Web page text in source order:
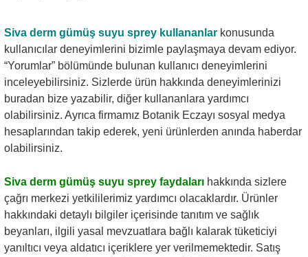
Siva derm gümüş suyu sprey kullananlar konusunda
kullanıcılar deneyimlerini bizimle paylaşmaya devam ediyor.
“Yorumlar” bölümünde bulunan kullanıcı deneyimlerini
inceleyebilirsiniz. Sizlerde ürün hakkında deneyimlerinizi
buradan bize yazabilir, diğer kullananlara yardımcı
olabilirsiniz. Ayrıca firmamız Botanik Eczayı sosyal medya
hesaplarından takip ederek, yeni ürünlerden anında haberdar
olabilirsiniz.
Siva derm gümüş suyu sprey faydaları hakkında sizlere
çağrı merkezi yetkililerimiz yardımcı olacaklardır. Ürünler
hakkındaki detaylı bilgiler içerisinde tanıtım ve sağlık
beyanları, ilgili yasal mevzuatlara bağlı kalarak tüketiciyi
yanıltıcı veya aldatıcı içeriklere yer verilmemektedir. Satış